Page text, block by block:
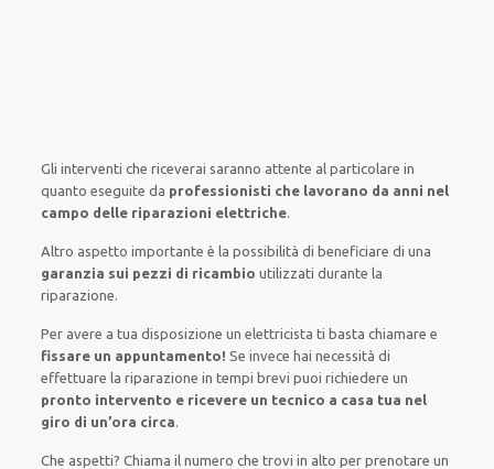
Gli interventi che riceverai saranno attente al particolare in
quanto eseguite da professionisti che lavorano da anni nel
campo delle riparazioni elettriche.
Altro aspetto importante è la possibilità di beneficiare di una
garanzia sui pezzi di ricambioutilizzati durante la
riparazione.
Per avere a tua disposizione un elettricistati basta chiamare e
fissare un appuntamento! Se invece hainecessità di
effettuare la riparazione in tempi brevi puoi richiedere un
pronto intervento e ricevere un tecnico a casa tua nel
giro di un’ora circa.
Che aspetti? Chiama il numero che trovi in alto per prenotare un